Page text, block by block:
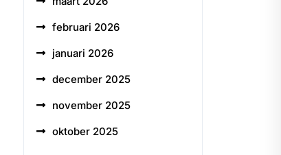
februari 2026
januari 2026
december 2025
november 2025
oktober 2025